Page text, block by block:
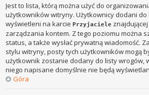
Jest to lista, którą można użyć do
użytkowników witryny. Użytkownicy dodani do
wyświetleni na karciePrzyjaciele
zarządzania kontem. Z tego poziomu można
status, a także wysłać prywatną wiadomość.
stylu witryny, posty tych użytkowników mogą
użytkownik zostanie dodany do listy wrogów,
niego napisane domyślnie nie będą
Góra